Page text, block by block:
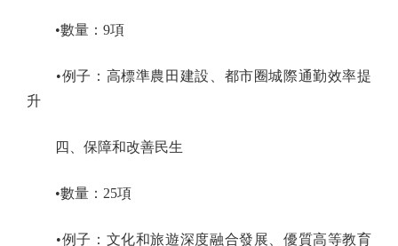
•數量：9項
•例子：高標準農田建設、都市圈城際通勤效率提
升
四、保障和改善民生
•數量：25項
•例子：文化和旅遊深度融合發展、優質高等教育